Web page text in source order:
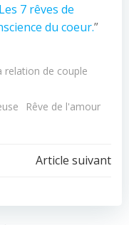
Les 7 rêves de
du coeur.”
relation de couple
Rêve de l'amour
Article suivant